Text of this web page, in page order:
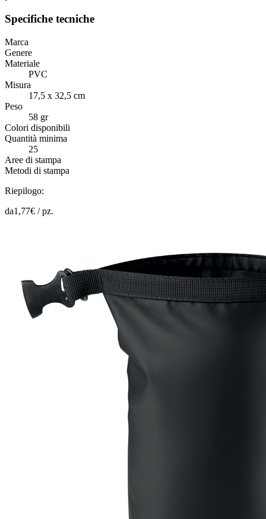
Specifiche tecniche
Marca
Genere
Materiale
PVC
Misura
17,5 x 32,5 cm
Peso
58 gr
Colori disponibili
Quantità minima
25
Aree di stampa
Metodi di stampa
Riepilogo:
da1,77€ /pz.